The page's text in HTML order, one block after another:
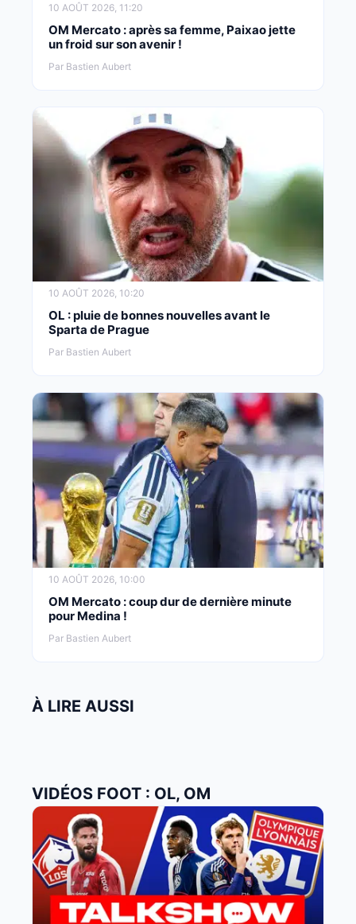
10 AOÛT 2026, 11:20
OM Mercato : après sa femme, Paixao jette
un froid sur son avenir !
Par Bastien Aubert
10 AOÛT 2026, 10:20
OL : pluie de bonnes nouvelles avant le
Sparta de Prague
Par Bastien Aubert
10 AOÛT 2026, 10:00
OM Mercato : coup dur de dernière minute
pour Medina !
Par Bastien Aubert
À LIRE AUSSI
VIDÉOS FOOT : OL, OM